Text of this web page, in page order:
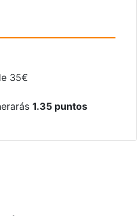
35€
1.35 puntos